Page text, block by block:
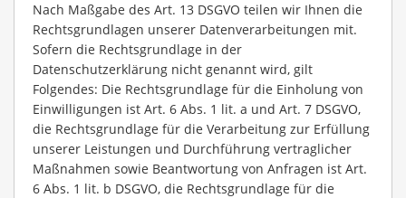
Nach Maßgabe des Art. 13 DSGVO teilen wir Ihnen die
Rechtsgrundlagen unserer Datenverarbeitungen mit.
Sofern die Rechtsgrundlage in der
Datenschutzerklärung nicht genannt wird, gilt
Folgendes: Die Rechtsgrundlage für die Einholung von
Einwilligungen ist Art. 6 Abs. 1 lit. a und Art. 7 DSGVO,
die Rechtsgrundlage für die Verarbeitung zur Erfüllung
unserer Leistungen und Durchführung vertraglicher
Maßnahmen sowie Beantwortung von Anfragen ist Art.
6 Abs. 1 lit. b DSGVO, die Rechtsgrundlage für die